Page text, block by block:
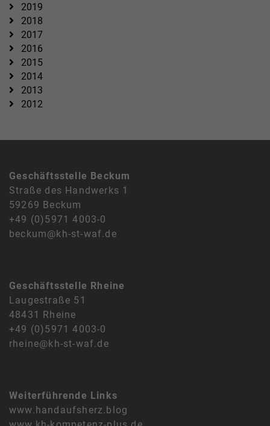
2019
2018
2017
2016
2015
2014
2013
2012
Geschäftsstelle Beckum
Straße des Handwerks 1
59269 Beckum
+49 (0)5971 4003-0
beckum@kh-st-waf.de
Geschäftsstelle Rheine
Laugestraße 51
48431 Rheine
+49 (0)5971 4003-0
rheine@kh-st-waf.de
Weiterführende Links
www.handaufsherz.blog